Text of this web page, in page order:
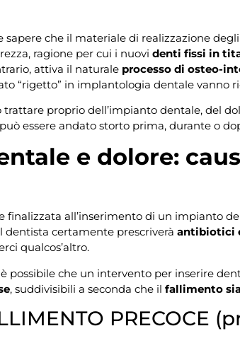
sapere che il materiale di realizzazione
ragione per cui i nuovi denti fissi in
attiva il naturale processo di osteo-
“rigetto” in implantologia dentale vanno
trattare proprio dell’impianto dentale, del
essere andato storto prima, durante o
e dolore:
finalizzata all’inserimento di un impianto
dentista certamente prescriverà antibiotici
qualcos’altro.
possibile che un intervento per inserire
, suddivisibili a seconda che il fallimento
PRECOCE